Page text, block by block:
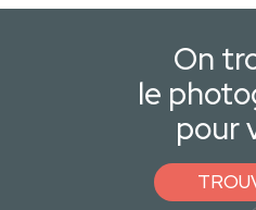
On
le
pour